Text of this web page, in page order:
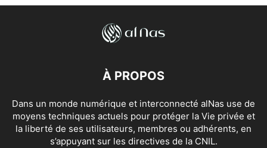
À PROPOS
Dans un monde numérique et interconnecté alNas use de
moyens techniques actuels pour protéger la Vie privée et
la liberté de ses utilisateurs, membres ou adhérents, en
s’appuyant sur les directives de la CNIL.